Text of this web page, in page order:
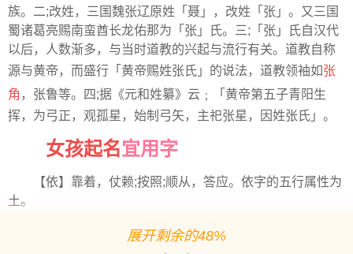
族。二;改姓，三国魏张辽原姓「聂」，改姓「张」。又三国
蜀诸葛亮赐南蛮酋长龙佑那为「张」氏。三;「张」氏自汉代
以后，人数渐多，与当时道教的兴起与流行有关。道教自称
源与黄帝，而盛行「黄帝赐姓张氏」的说法，道教领袖如张
角 ，张鲁等。四;据《元和姓纂》云﹔「黄帝第五子青阳生
挥，为弓正，观孤星，始制弓矢，主祀张星，因姓张氏」。
女孩起名宜用字
【依】靠着，仗赖;按照;顺从，答应。依字的五行属性为
土。
【伟】伟是一个含义较好的字，主要意思包括两个方
面。一方面的意思是高大壮美。如伟人伟丈夫都是这个意
展开剩余的48%